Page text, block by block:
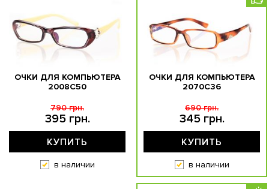
ОЧКИ ДЛЯ КОМПЬЮТЕРА
2008С50
395 грн.
790 грн.
КУПИТЬ
в наличии
ОЧКИ ДЛЯ КОМПЬЮТЕРА
2070C36
345 грн.
690 грн.
КУПИТЬ
в наличии